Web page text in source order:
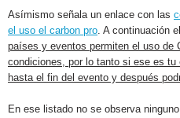
Asímismo señala un enlace con las
el uso el carbon pro. A continuación
países y eventos permiten el uso de
condiciones, por lo tanto si ese es
hasta el fin del evento y después
En ese listado no se observa